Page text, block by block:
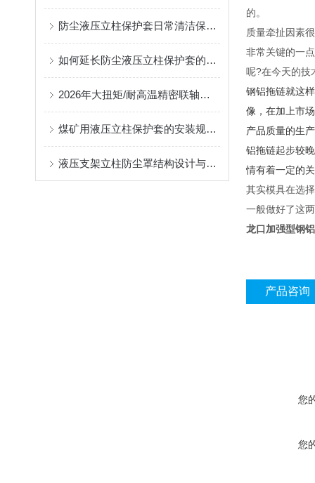
防尘液压立柱保护套日常清洁保养与更换规范
如何延长防尘液压立柱保护套的使用寿命？
2026年大扭矩/耐高温精密联轴器定制找哪家？能实现精准定制的优质厂家盘点
煤矿用液压立柱保护套的安装规范与使用寿命提升方案
液压支架立柱防尘罩结构设计与密封防护原理
的。
质量牵扯因素
非常关键的一
呢?在今天的技
钢铝拖链就这
像，在加上市
产品质量的生
铝拖链起步较
情有着一定的
其实模具在选
一般做好了这
龙口加强型钢
产品咨询
您
您